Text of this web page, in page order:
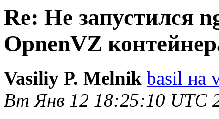
Re: Не запустился
OpnenVZ
Vasiliy P. Melnik basil на
Вт Янв 12 18:25:10 UTC